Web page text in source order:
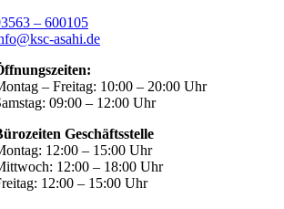
– 600105
asahi.de
– Freitag: 10:00 – 20:00 Uhr
09:00 – 12:00 Uhr
Geschäftsstelle
12:00 – 15:00 Uhr
12:00 – 18:00 Uhr
12:00 – 15:00 Uhr